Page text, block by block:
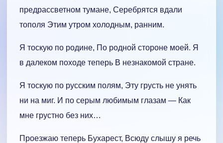
предрассветном тумане, Серебрятся вдали
тополя Этим утром холодным, ранним.
Я тоскую по родине, По родной стороне моей. Я
в далеком походе теперь В незнакомой стране.
Я тоскую по русским полям, Эту грусть не унять
ни на миг. И по серым любимым глазам — Как
мне грустно без них…
Проезжаю теперь Бухарест, Всюду слышу я речь